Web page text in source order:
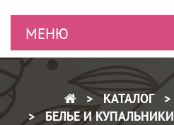
КАТАЛОГ
БЕЛЬЕ И КУПАЛЬНИКИ